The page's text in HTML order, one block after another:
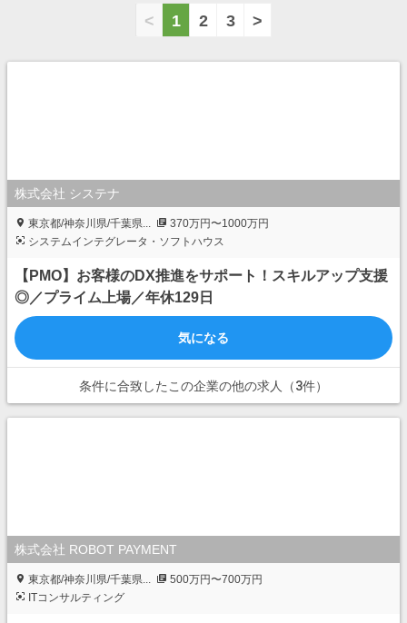
< 1 2 3 >
株式会社 システナ
東京都/神奈川県/千葉県...
370万円〜1000万円
システムインテグレータ・ソフトハウス
【PMO】お客様のDX推進をサポート！スキルアップ支援
◎／プライム上場／年休129日
気になる
条件に合致したこの企業の他の求人（3件）
株式会社 ROBOT PAYMENT
東京都/神奈川県/千葉県...
500万円〜700万円
ITコンサルティング